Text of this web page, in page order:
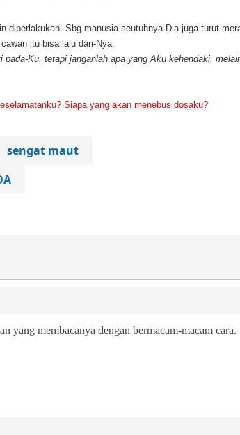
Sbg manusia seutuhnya Dia juga turut
itu bisa lalu dari-Nya.
Ku, tetapi janganlah apa yang Aku kehendaki,
Siapa yang akan menebus dosaku?
sengat maut
yang membacanya dengan bermacam-macam cara.